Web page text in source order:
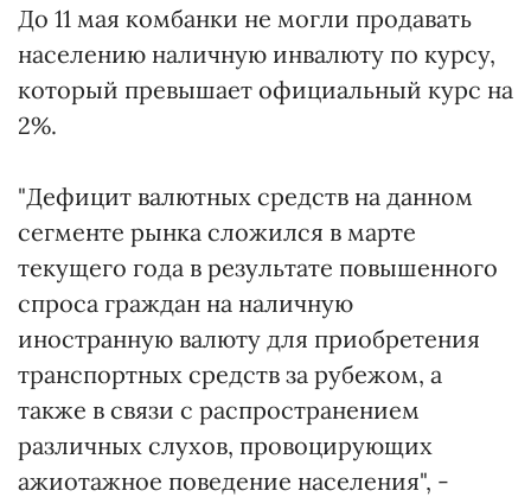
До 11 мая комбанки не могли продавать
населению наличную инвалюту по курсу,
который превышает официальный курс на
2%.
"Дефицит валютных средств на данном
сегменте рынка сложился в марте
текущего года в результате повышенного
спроса граждан на наличную
иностранную валюту для приобретения
транспортных средств за рубежом, а
также в связи с распространением
различных слухов, провоцирующих
ажиотажное поведение населения", -